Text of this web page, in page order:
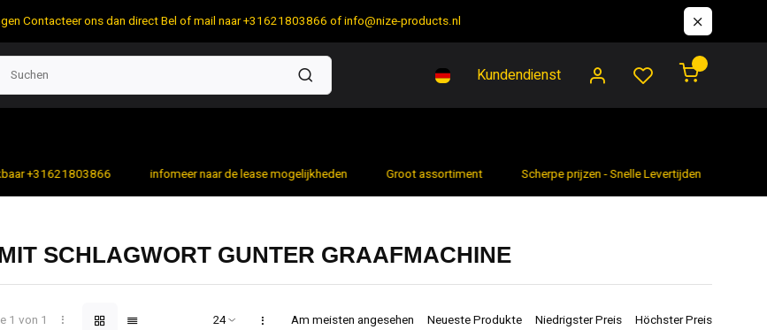
Contacteer ons dan direct Bel of mail naar +31621803866 ofinfo@nize-products.nl
Kundendienst
+31621803866 infomeer naar de lease mogelijkheden Groot assortiment Scherpe prijzen - Snelle Levertijden
SCHLAGWORT GUNTER GRAAFMACHINE
1 von 1 Am meisten angesehen Neueste Produkte Niedrigster Preis Höchster Preis